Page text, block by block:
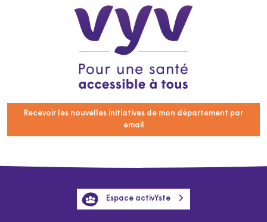
Recevoir les nouvelles initiatives de mon département par
email
Espace activYste